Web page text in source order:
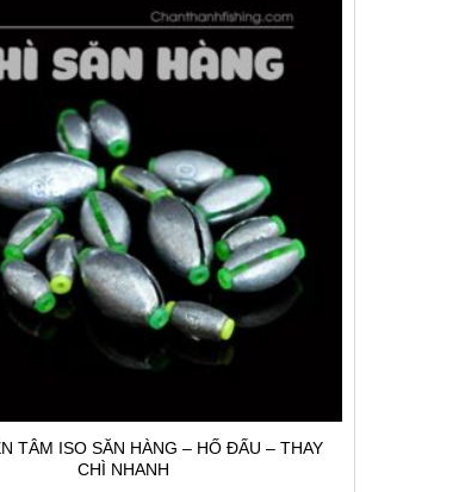
TÂM ISO SĂN HÀNG – HỐ ĐẤU – THAY
CHÌ NHANH